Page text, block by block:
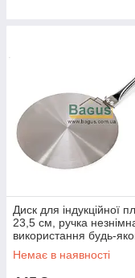
Диск для індукційної
23,5 см, ручка
використання будь-
посуду) Kamille KM-
Немає в наявності